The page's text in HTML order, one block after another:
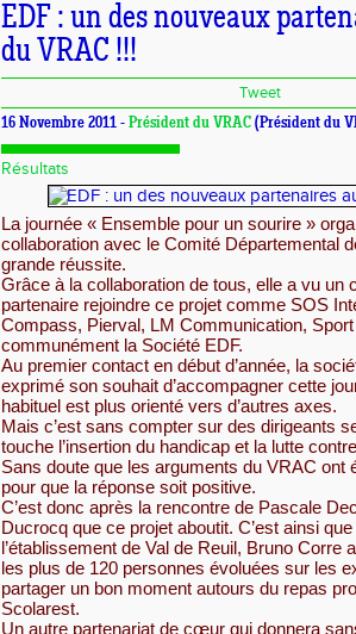
EDF : un des nouveaux
du VRAC !!!
Tweet
16 Novembre 2011 - Président du VRAC (Président du
Résultats
La journée « Ensemble pour un sourire »
collaboration avec le Comité Départemental
grande réussite.
Grâce à la collaboration de tous, elle a vu un
partenaire rejoindre ce projet comme SOS
Compass, Pierval, LM Communication,
communément la Société EDF.
Au premier contact en début d’année, la
exprimé son souhait d’accompagner cette
habituel est plus orienté vers d’autres axes.
Mais c’est sans compter sur des dirigeants
touche l’insertion du handicap et la lutte
Sans doute que les arguments du VRAC ont
pour que la réponse soit positive.
C’est donc après la rencontre de Pascale
Ducrocq que ce projet aboutit. C’est ainsi
l’établissement de Val de Reuil, Bruno Corre
les plus de 120 personnes évoluées sur les
partager un bon moment autours du repas
Scolarest.
Un autre partenariat de cœur qui donnera